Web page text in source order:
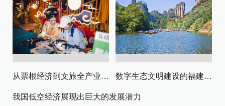
从票根经济到文旅全产业链升级 数字生态文明建设的福建路径与启示
我国低空经济展现出巨大的发展潜力